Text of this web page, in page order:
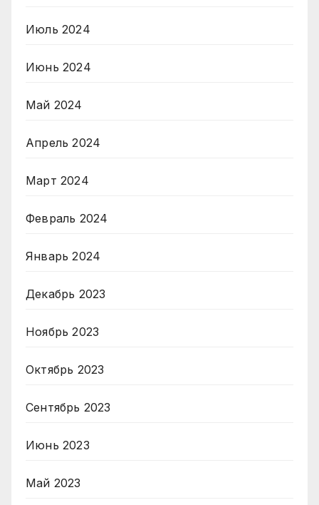
Июль 2024
Июнь 2024
Май 2024
Апрель 2024
Март 2024
Февраль 2024
Январь 2024
Декабрь 2023
Ноябрь 2023
Октябрь 2023
Сентябрь 2023
Июнь 2023
Май 2023